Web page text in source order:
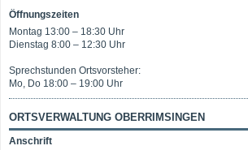
Öffnungszeiten
Montag 13:00 – 18:30 Uhr
Dienstag 8:00 – 12:30 Uhr
Sprechstunden Ortsvorsteher:
Mo, Do 18:00 – 19:00 Uhr
ORTSVERWALTUNG OBERRIMSINGEN
Anschrift